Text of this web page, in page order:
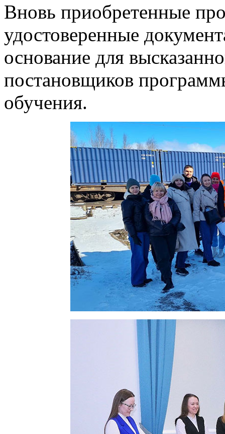
Вновь приобретенные
удостоверенные
основание для
постановщиков
обучения.